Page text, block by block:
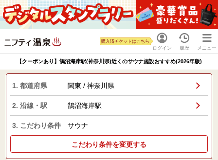
ログイン
購入済チケットはこちら
履歴 メニュー
【クーポンあり】鵠沼海岸駅(神奈川県)近くのサウナ施設おすすめ(2026年版)
1. 都道府県 関東 / 神奈川県
2. 沿線・駅 鵠沼海岸駅
3. こだわり条件 サウナ
こだわり条件を変更する